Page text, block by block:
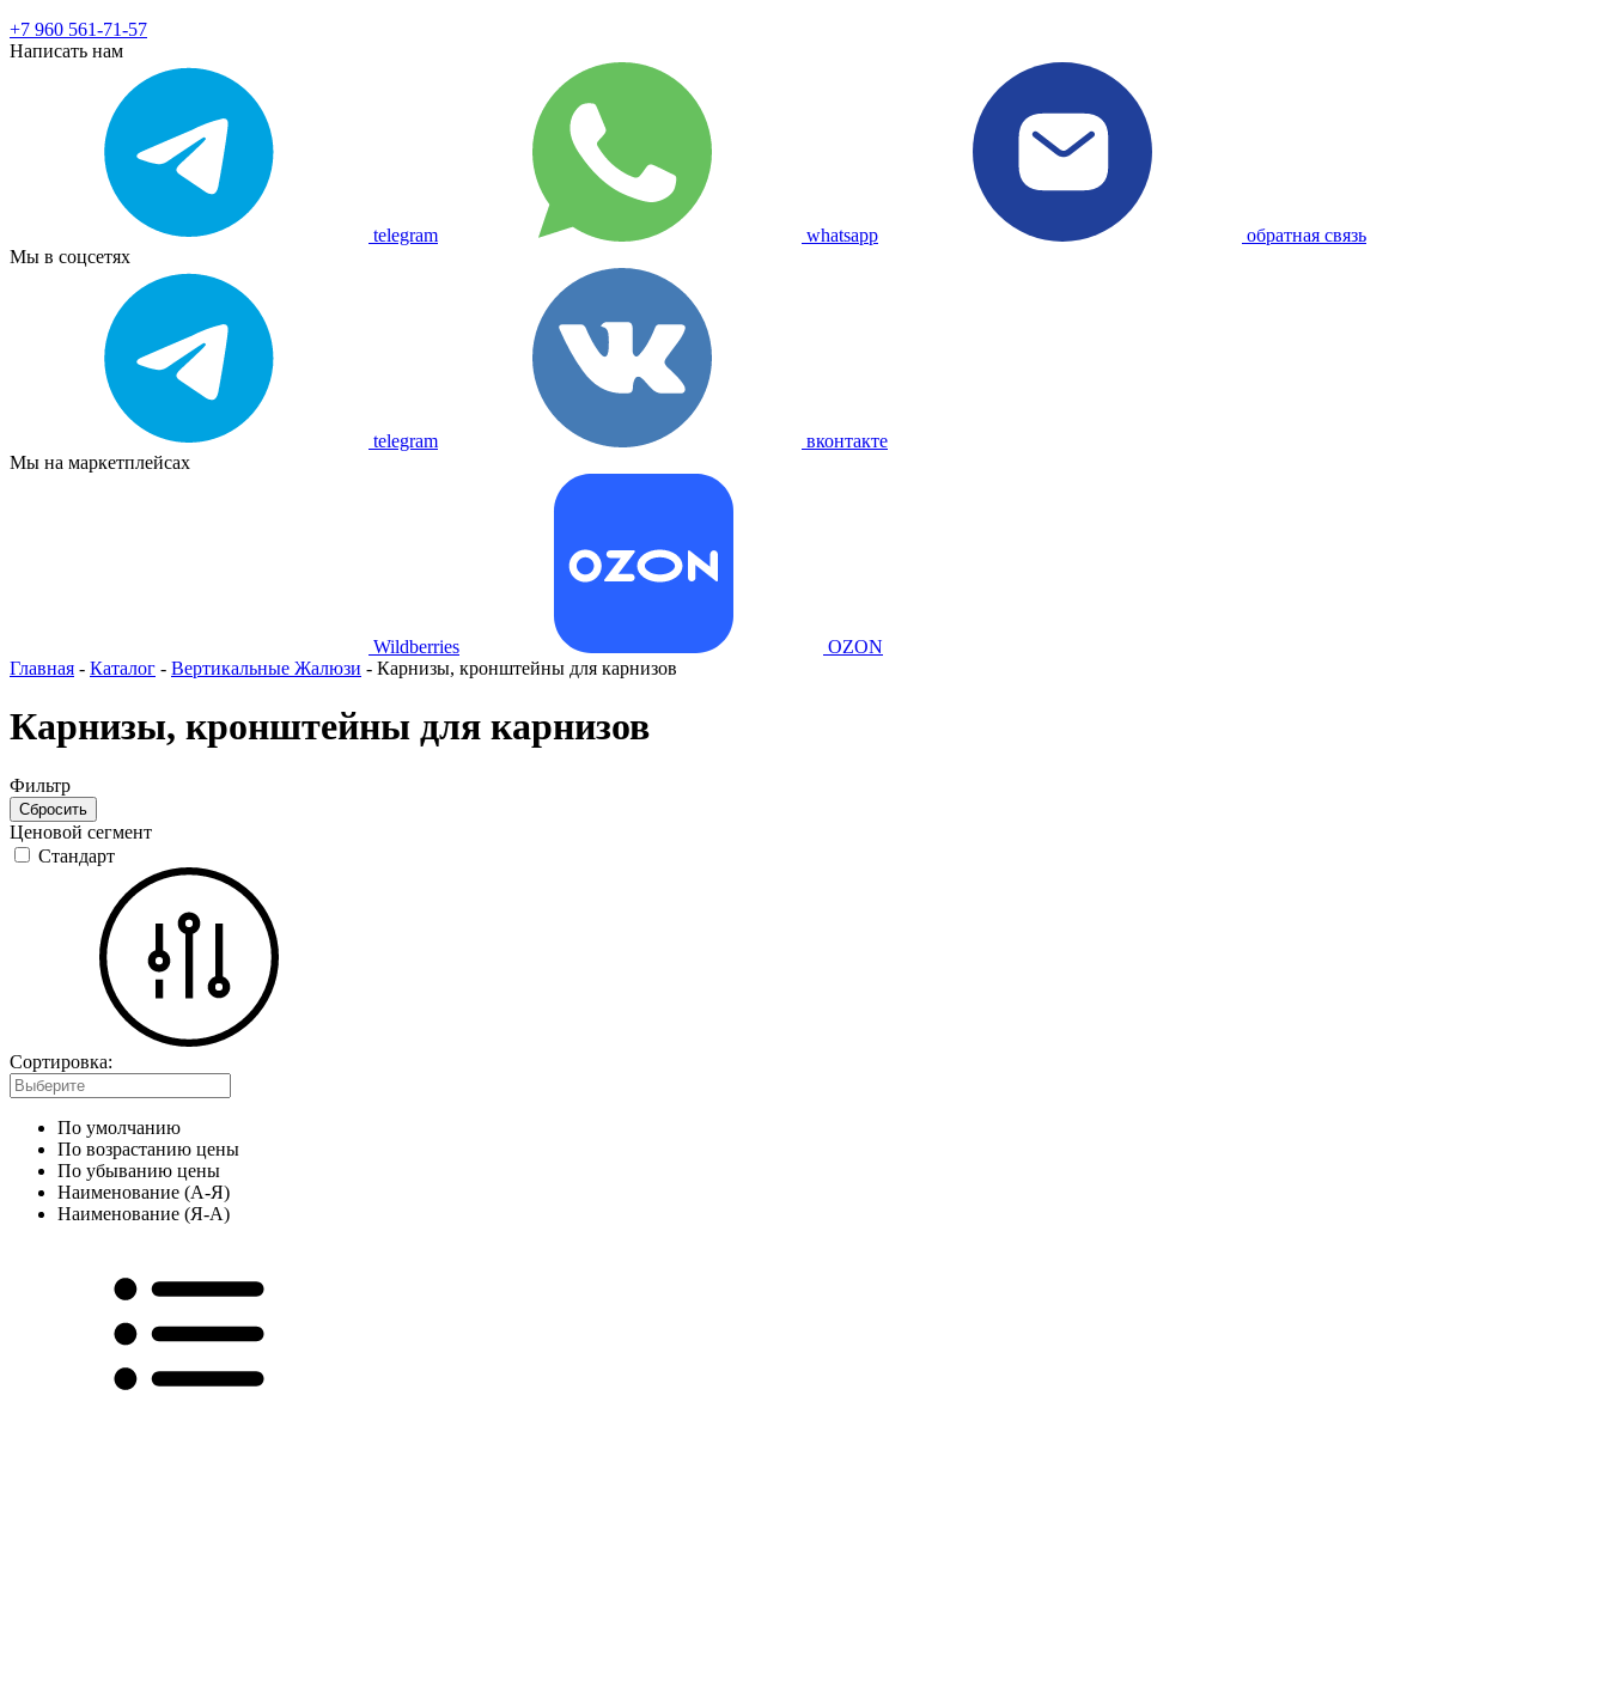
+7 960 561-71-57
Написать нам
telegram whatsapp
обратная связь
Мы в соцсетях
telegram
вконтакте
Мы на маркетплейсах
Wildberries
OZON
Главная - Каталог - Вертикальные Жалюзи - Карнизы, кронштейны для карнизов
Карнизы, кронштейны для карнизов
Фильтр
Ценовой сегмент
Стандарт
Сортировка:
По умолчанию
По возрастанию цены
По убыванию цены
Наименование (А-Я)
Наименование (Я-А)